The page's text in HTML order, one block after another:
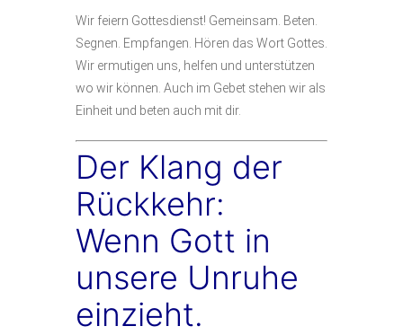
Wir feiern Gottesdienst! Gemeinsam. Beten.
Segnen. Empfangen. Hören das Wort Gottes.
Wir ermutigen uns, helfen und unterstützen
wo wir können. Auch im Gebet stehen wir als
Einheit und beten auch mit dir.
Der Klang der
Rückkehr:
Wenn Gott in
unsere Unruhe
einzieht.